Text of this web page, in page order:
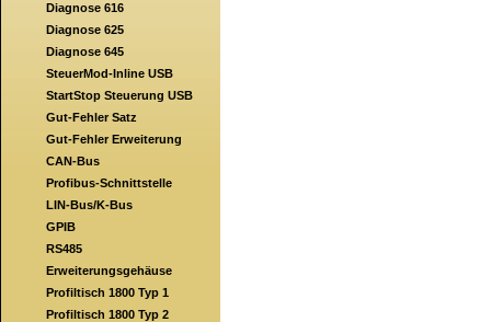
Diagnose 616
Diagnose 625
Diagnose 645
SteuerMod-Inline USB
StartStop Steuerung USB
Gut-Fehler Satz
Gut-Fehler Erweiterung
CAN-Bus
Profibus-Schnittstelle
LIN-Bus/K-Bus
GPIB
RS485
Erweiterungsgehäuse
Profiltisch 1800 Typ 1
Profiltisch 1800 Typ 2